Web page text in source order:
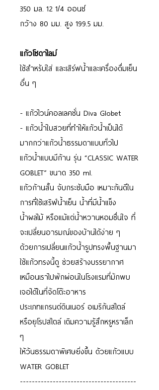
350 มล. 12 1/4 ออนซ์
กว้าง 80 มม. สูง 199.5 มม.
แก้วโซดาไลม์
ใช้สำหรับใส่ และเสิร์ฟน้ำและเครื่องดื่มเย็น
อื่น ๆ
- แก้วไวน์คอลเลคชั่น Diva Globet
- แก้วน้ำใบสวยที่ทำให้แก้วน้ำเป็นได้
มากกว่าแก้วน้ำธรรมดาแบบทั่วไป
แก้วน้ำแบบมีก้าน รุ่น “CLASSIC WATER
GOBLET” ขนาด 350 ml.
แก้วก้านสั้น จับกระชับมือ เหมาะกันดีใน
การที่ใช้เสริฟ์น้ำเย็น น้ำที่มีน้ำแข็ง
น้ำผลไม้ หรือแม้แต่น้ำหวานหอมชื่นใจ ที่
จะเปลี่ยนอารมณ์ของบ้านได้ง่าย ๆ
ด้วยการเปลี่ยนแก้วน้ำรูปทรงพื้นฐานมา
ใช้แก้วทรงนี้ดู ช่วยสร้างบรรยากาศ
เหมือนเราไปพักผ่อนในโรงแรมที่มักพบ
เจอได้ในที่จัดโต๊ะอาหาร
ประเภทแกรนด์ดินเนอร์ อเมริกันสไตล์
หรือยุโรปสไตล์ เติมความรู้สึกหรูหราเล็ก
ๆ
ให้วันธรรมดาพิเศษยิ่งขึ้น ด้วยแก้วแบบ
WATER GOBLET
---------------------------------------